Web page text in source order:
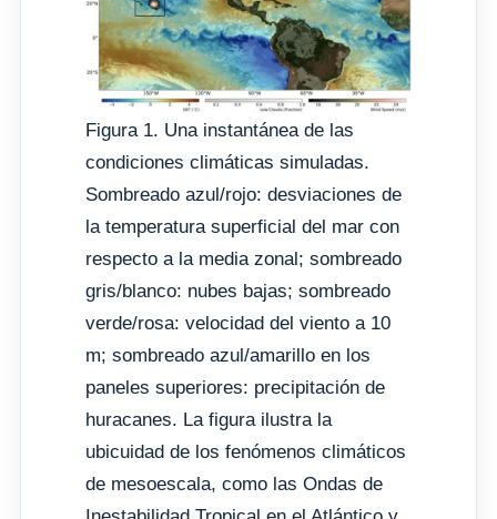
Figura 1. Una instantánea de las
condiciones climáticas simuladas.
Sombreado azul/rojo: desviaciones de
la temperatura superficial del mar con
respecto a la media zonal; sombreado
gris/blanco: nubes bajas; sombreado
verde/rosa: velocidad del viento a 10
m; sombreado azul/amarillo en los
paneles superiores: precipitación de
huracanes. La figura ilustra la
ubicuidad de los fenómenos climáticos
de mesoescala, como las Ondas de